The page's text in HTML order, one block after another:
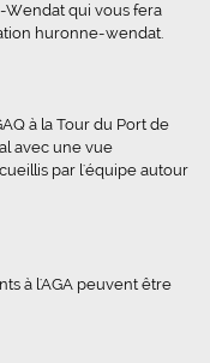
Wendat qui vous fera
huronne-wendat.
à la Tour du Port de
avec une vue
par l'équipe autour
à l'AGA peuvent être